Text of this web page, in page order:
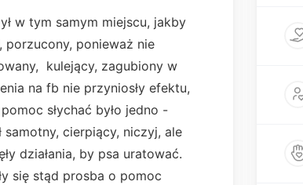
w tym samym miejscu, jakby
ponieważ nie
kulejący, zagubiony w
na fb nie przyniosły efektu,
słychać było jedno -
cierpiący, niczyj, ale
działania, by psa uratować.
się stąd prosba o pomoc